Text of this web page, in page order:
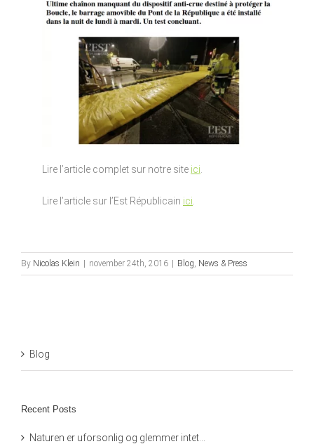
Lire l’article complet sur notre site ici.
Lire l’article sur l’Est Républicain ici.
By Nicolas Klein november 24th, 2016 Blog, News & Press
Blog
Recent Posts
Naturen er uforsonlig og glemmer intet…